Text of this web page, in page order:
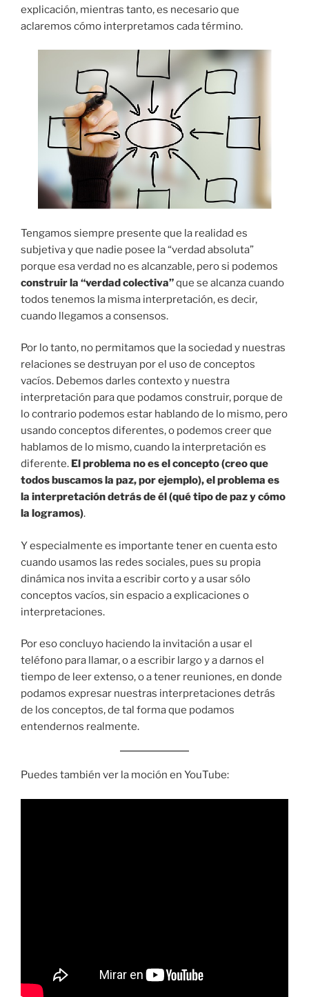
explicación, mientras tanto, es necesario que
aclaremos cómo interpretamos cada término.
Tengamos siempre presente que la realidad es
subjetiva y que nadie posee la “verdad absoluta”
porque esa verdad no es alcanzable, pero si podemos
construir la “verdad colectiva”que se alcanza cuando
todos tenemos la misma interpretación, es decir,
cuando llegamos a consensos.
Por lo tanto, no permitamos que la sociedad y nuestras
relaciones se destruyan por el uso de conceptos
vacíos. Debemos darles contexto y nuestra
interpretación para que podamos construir, porque de
lo contrario podemos estar hablando de lo mismo, pero
usando conceptos diferentes, o podemos creer que
hablamos de lo mismo, cuando la interpretación es
diferente. El problema no es el concepto (creo que
todos buscamos la paz, por ejemplo), el problema es
la interpretación detrás de él (qué tipo de paz y cómo
la logramos).
Y especialmente es importante tener en cuenta esto
cuando usamos las redes sociales, pues su propia
dinámica nos invita a escribir corto y a usar sólo
conceptos vacíos, sin espacio a explicaciones o
interpretaciones.
Por eso concluyo haciendo la invitación a usar el
teléfono para llamar, o a escribir largo y a darnos el
tiempo de leer extenso, o a tener reuniones, en donde
podamos expresar nuestras interpretaciones detrás
de los conceptos, de tal forma que podamos
entendernos realmente.
Puedes también ver la moción en YouTube: